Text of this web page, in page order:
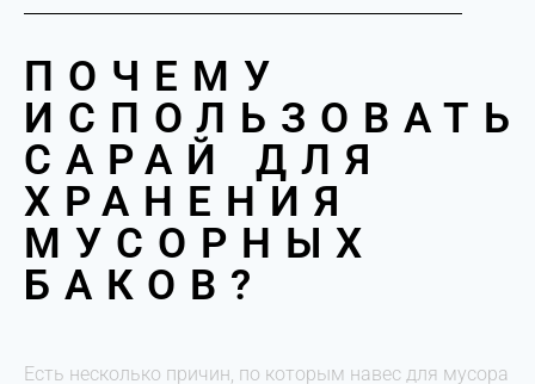
ПОЧЕМУ
ИСПОЛЬЗОВАТЬ
САРАЙ ДЛЯ
ХРАНЕНИЯ
МУСОРНЫХ
БАКОВ?
Есть несколько причин, по которым навес для мусора